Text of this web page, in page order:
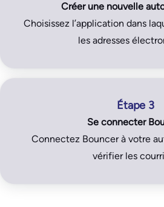
Créer une nouvelle
Choisissez l’application dans
les adresses
Étape 3
Se connecter
Connectez Bouncer à votre
vérifier les